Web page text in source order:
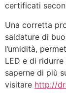
certificati
Una corretta
saldature di
l’umidità,
LED e di
saperne di più
visitare http://